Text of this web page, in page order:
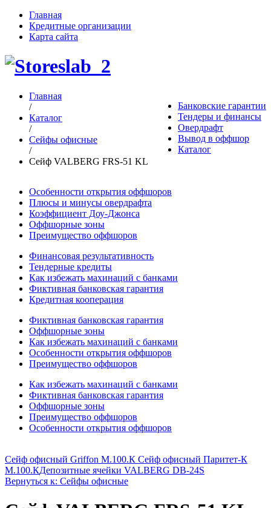
Главная
Кредитные организации
Карта сайта
Банковские гарантии
Тендеры и финансы
Овердрафт
Вывод в оффшор
Каталог
Главная
/
Каталог
/
Сейфы офисные
/
Сейф VALBERG FRS-51 KL
Особенности открытия оффшоров
Плюсы и минусы овердрафта
Коэффициент Доу-Джонса
Оффшорные зоны
Преимущество оффшоров
Финансовая результативность
Тендерные кредиты
Как избежать махинаций с банками
Фиктивная банковская гарантия
Кредитная кооперация
Фиктивная банковская гарантия
Оффшорные зоны
Как избежать махинаций с банками
Особенности открытия оффшоров
Преимущество оффшоров
Как избежать махинаций с банками
Фиктивная банковская гарантия
Оффшорные зоны
Преимущество оффшоров
Особенности открытия оффшоров
Сейф офисный Griffon M.100.К Сейф офисный Паритет-К
M.100.КДепозитные ячейки VALBERG DB-24S
Вернуться к: Сейфы офисные